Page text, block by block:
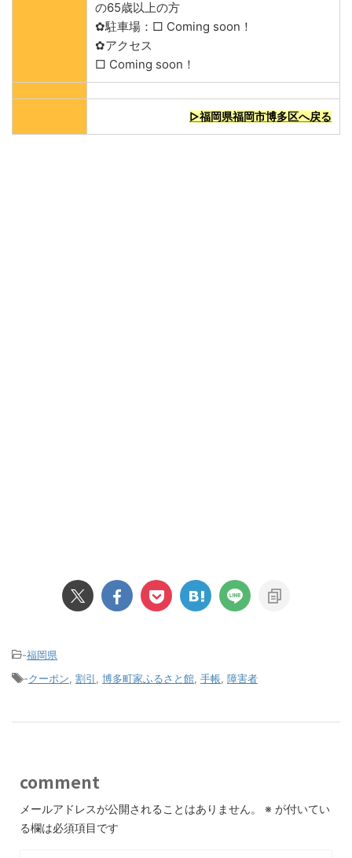
の65歳以上の方
✿駐車場：□ Coming soon！
✿アクセス
□ Coming soon！
▷福岡県福岡市博多区へ戻る
-福岡県
-クーポン 割引 博多町家ふるさと館 手帳 障害者
comment
メールアドレスが公開されることはありません。 ※ が付いてい
る欄は必須項目です